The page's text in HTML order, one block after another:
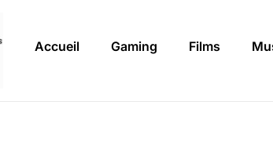
Accueil Gaming Films